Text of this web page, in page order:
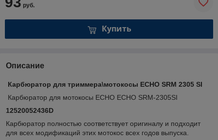
руб.
Купить
Описание
Карбюратор для триммера\мотокосы ECHO SRM 2305 SI
Карбюратор для мотокосы ECHO ECHO SRM-2305SI
12520052436D
Карбюратор полностью соответствует оригиналу и подходит
для всех модификаций этих мотокос всех годов выпуска.